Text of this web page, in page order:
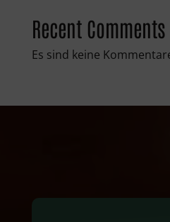
Recent Comments
Es sind keine